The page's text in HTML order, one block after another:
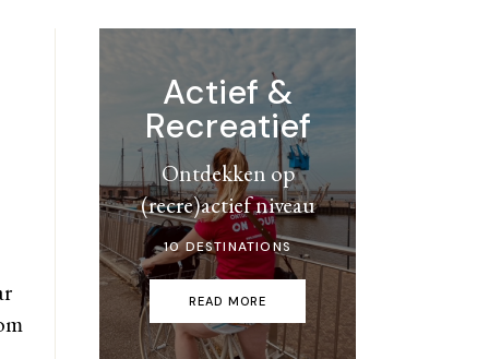
Actief &
Recreatief
Ontdekken op
(recre)actief niveau
10 DESTINATIONS
READ MORE